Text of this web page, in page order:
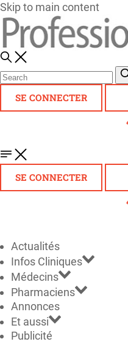
Skip to main content
SE CONNECTER
SE CONNECTER
Actualités
Infos Cliniques
Médecins
Pharmaciens
Annonces
Et aussi
Publicité